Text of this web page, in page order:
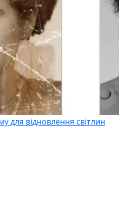
для відновлення світлин